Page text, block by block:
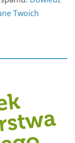
Twoich